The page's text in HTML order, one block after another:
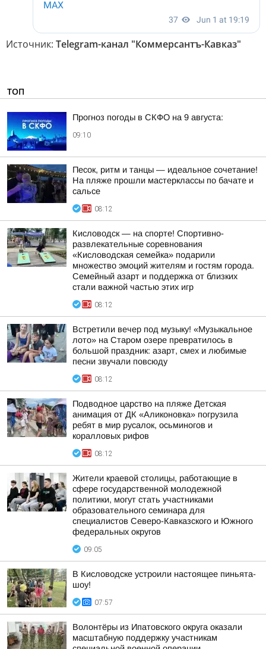
Источник: Telegram-канал "Коммерсантъ-Кавказ"
ТОП
Прогноз погоды в СКФО на 9 августа:
09:10
Песок, ритм и танцы — идеальное сочетание!
На пляже прошли мастерклассы по бачате и
сальсе
08:12
Кисловодск — на спорте! Спортивно-
развлекательные соревнования
«Кисловодская семейка» подарили
множество эмоций жителям и гостям города.
Семейный азарт и поддержка от близких
стали важной частью этих игр
08:12
Встретили вечер под музыку! «Музыкальное
лото» на Старом озере превратилось в
большой праздник: азарт, смех и любимые
песни звучали повсюду
08:12
Подводное царство на пляже Детская
анимация от ДК «Аликоновка» погрузила
ребят в мир русалок, осьминогов и
коралловых рифов
08:12
Жители краевой столицы, работающие в
сфере государственной молодежной
политики, могут стать участниками
образовательного семинара для
специалистов Северо-Кавказского и Южного
федеральных округов
09:05
В Кисловодске устроили настоящее пиньята-
шоу!
07:57
Волонтёры из Ипатовского округа оказали
масштабную поддержку участникам